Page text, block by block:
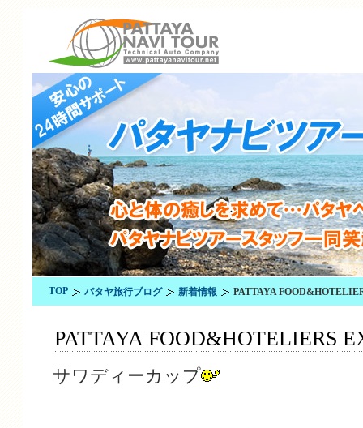
TOP パタヤ旅行ブログ 新着情報 PATTAYA
PATTAYA FOOD&HOTELIERS
サワディーカップ